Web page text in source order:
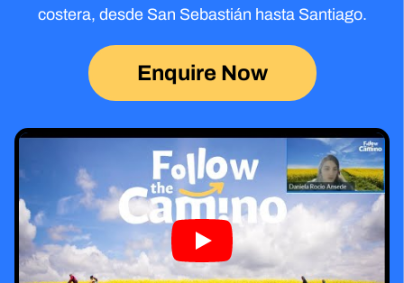
costera, desde San Sebastián hasta Santiago.
Enquire Now